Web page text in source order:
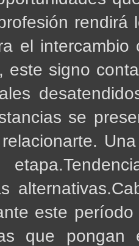
rendirá
el
este signo
se
este
que